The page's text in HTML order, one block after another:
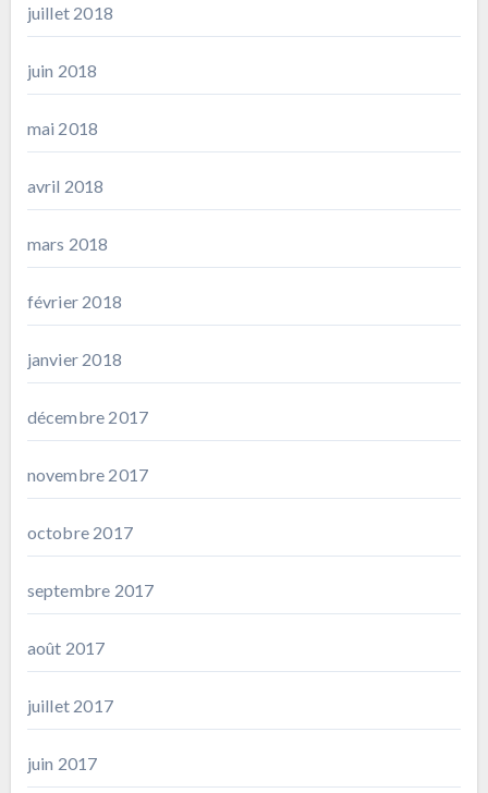
juillet 2018
juin 2018
mai 2018
avril 2018
mars 2018
février 2018
janvier 2018
décembre 2017
novembre 2017
octobre 2017
septembre 2017
août 2017
juillet 2017
juin 2017